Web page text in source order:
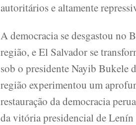
autoritários e altamente
A democracia se desgastou no
região, e El Salvador se
sob o presidente Nayib Bukele
região experimentou um
restauração da democracia
da vitória presidencial de